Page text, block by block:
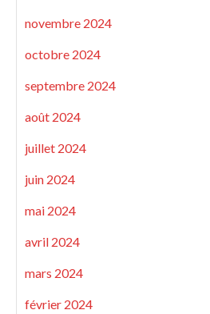
novembre 2024
octobre 2024
septembre 2024
août 2024
juillet 2024
juin 2024
mai 2024
avril 2024
mars 2024
février 2024